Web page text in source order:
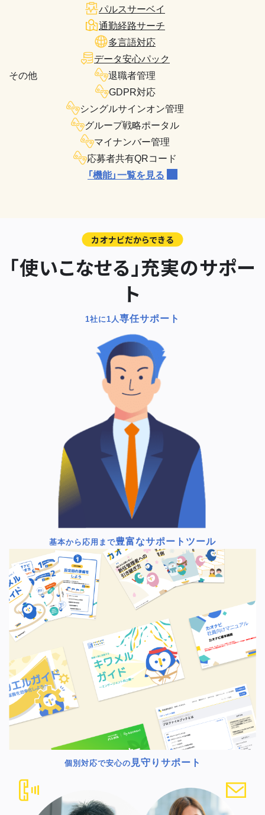
その他
パルスサーベイ
通勤経路サーチ
多言語対応
データ安心パック
退職者管理
GDPR対応
シングルサインオン管理
グループ戦略ポータル
マイナンバー管理
応募者共有QRコード
「機能」一覧を見る
カオナビだからできる
「使いこなせる」充実のサポー
ト
1社に1人専任サポート
基本から応用まで豊富なサポートツール
個別対応で安心の 見守りサポート